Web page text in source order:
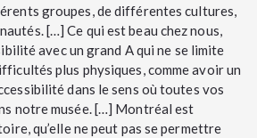
groupes, de différentes cultures,
[…] Ce qui est beau chez nous,
avec un grand A qui ne se limite
plus physiques, comme avoir un
dans le sens où toutes vos
notre musée. […] Montréal est
qu’elle ne peut pas se permettre